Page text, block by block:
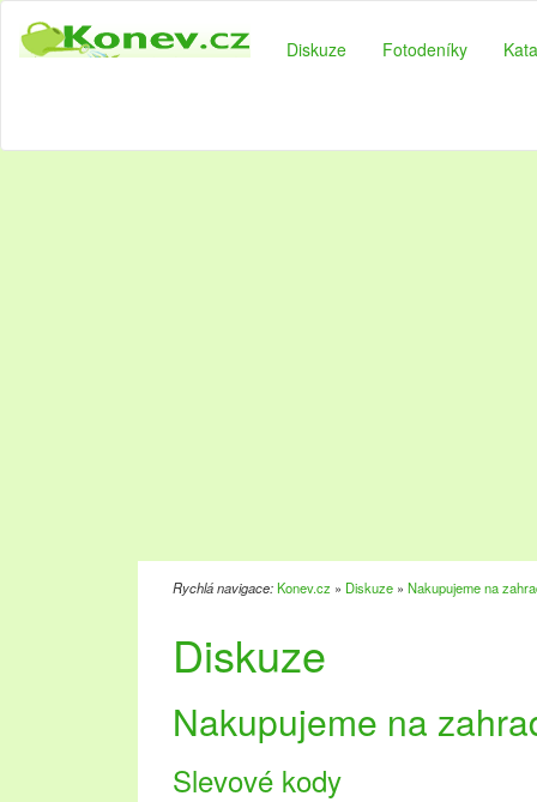
Diskuze Fotodeníky
Rychlá navigace:Konev.cz » Diskuze » Nakupujeme na
Diskuze
Nakupujeme na
Slevové kody